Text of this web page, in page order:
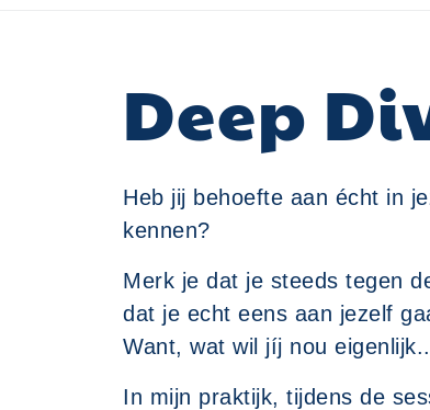
Deep
Heb jij behoefte aan écht in
kennen?
Merk je dat je steeds tegen
dat je echt eens aan jezelf
Want, wat wil jíj nou
In mijn praktijk, tijdens de